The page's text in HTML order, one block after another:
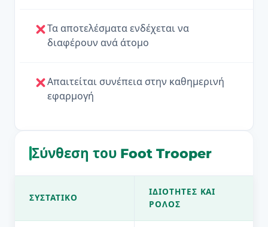
Τα αποτελέσματα ενδέχεται να
διαφέρουν ανά άτομο
Απαιτείται συνέπεια στην καθημερινή
εφαρμογή
Σύνθεση του Foot Trooper
ΣΥΣΤΑΤΙΚΌ
ΙΔΙΌΤΗΤΕΣ ΚΑΙ
ΡΌΛΟΣ